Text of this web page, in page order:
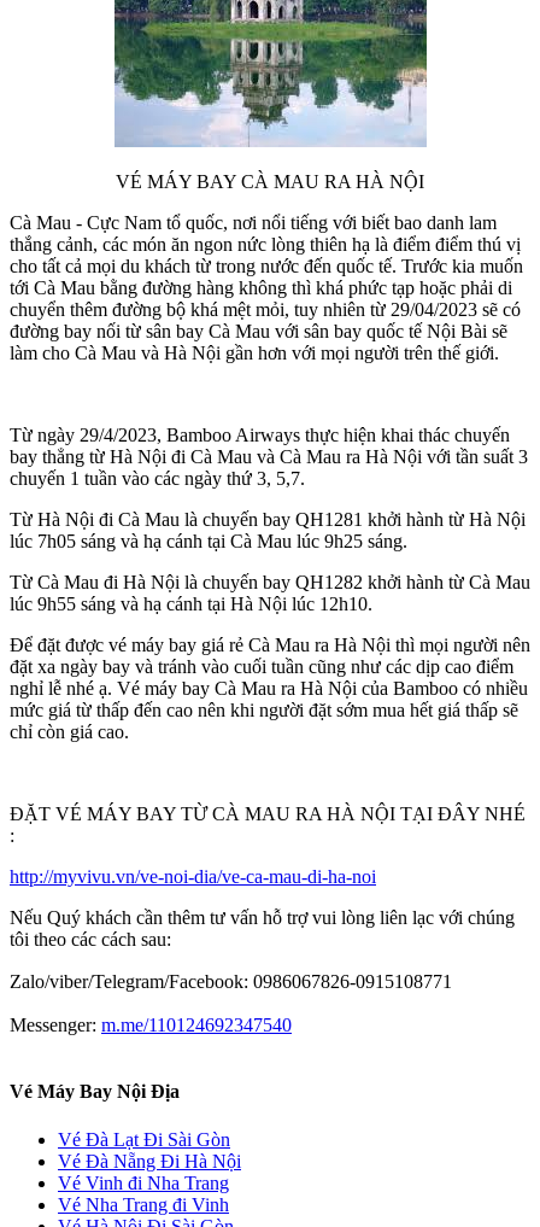
VÉ MÁY BAY CÀ MAU RA HÀ NỘI
Cà Mau - Cực Nam tổ quốc, nơi nổi tiếng với biết bao danh lam
thắng cảnh, các món ăn ngon nức lòng thiên hạ là điểm điểm thú vị
cho tất cả mọi du khách từ trong nước đến quốc tế. Trước kia muốn
tới Cà Mau bằng đường hàng không thì khá phức tạp hoặc phải di
chuyển thêm đường bộ khá mệt mỏi, tuy nhiên từ 29/04/2023 sẽ có
đường bay nối từ sân bay Cà Mau với sân bay quốc tế Nội Bài sẽ
làm cho Cà Mau và Hà Nội gần hơn với mọi người trên thế giới.
Từ ngày 29/4/2023, Bamboo Airways thực hiện khai thác chuyến
bay thẳng từ Hà Nội đi Cà Mau và Cà Mau ra Hà Nội với tần suất 3
chuyến 1 tuần vào các ngày thứ 3, 5,7.
Từ Hà Nội đi Cà Mau là chuyến bay QH1281 khởi hành từ Hà Nội
lúc 7h05 sáng và hạ cánh tại Cà Mau lúc 9h25 sáng.
Từ Cà Mau đi Hà Nội là chuyến bay QH1282 khởi hành từ Cà Mau
lúc 9h55 sáng và hạ cánh tại Hà Nội lúc 12h10.
Để đặt được vé máy bay giá rẻ Cà Mau ra Hà Nội thì mọi người nên
đặt xa ngày bay và tránh vào cuối tuần cũng như các dịp cao điểm
nghỉ lễ nhé ạ. Vé máy bay Cà Mau ra Hà Nội của Bamboo có nhiều
mức giá từ thấp đến cao nên khi người đặt sớm mua hết giá thấp sẽ
chỉ còn giá cao.
ĐẶT VÉ MÁY BAY TỪ CÀ MAU RA HÀ NỘI TẠI ĐÂY NHÉ
:
http://myvivu.vn/ve-noi-dia/ve-ca-mau-di-ha-noi
Nếu Quý khách cần thêm tư vấn hỗ trợ vui lòng liên lạc với chúng
tôi theo các cách sau:
Zalo/viber/Telegram/Facebook: 0986067826-0915108771
Messenger: m.me/110124692347540
Vé Máy Bay Nội Địa
Vé Đà Lạt Đi Sài Gòn
Vé Đà Nẵng Đi Hà Nội
Vé Vinh đi Nha Trang
Vé Nha Trang đi Vinh